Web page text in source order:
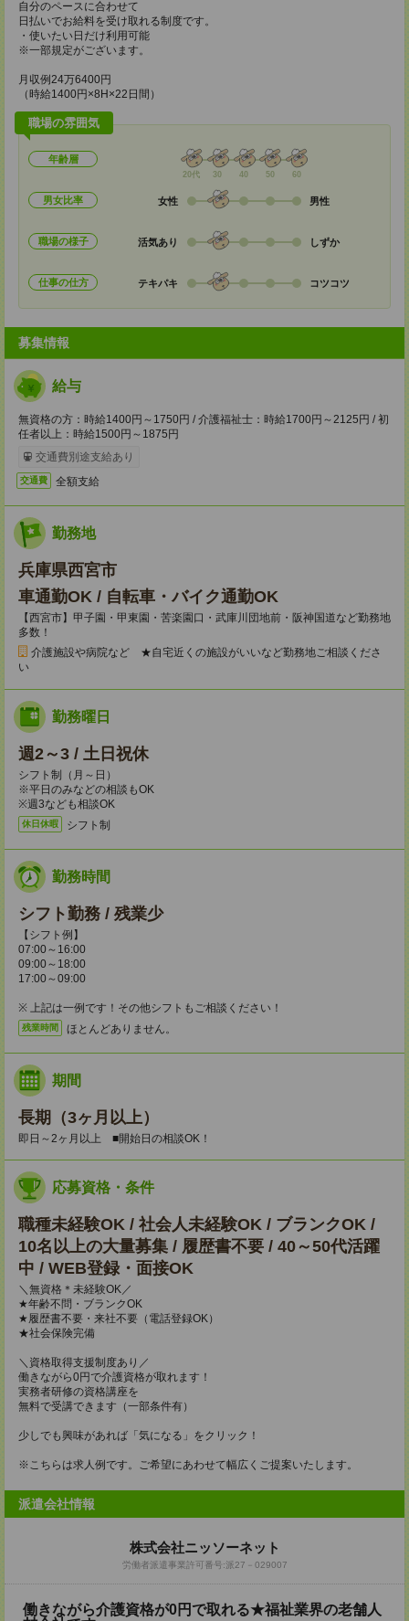
自分のペースに合わせて
日払いでお給料を受け取れる制度です。
・使いたい日だけ利用可能
※一部規定がございます。
月収例24万6400円
（時給1400円×8H×22日間）
職場の雰囲気
年齢層
20代 30 40 50 60
男女比率 女性 男性
職場の様子 活気あり しずか
仕事の仕方 テキパキ コツコツ
募集情報
給与
無資格の方：時給1400円～1750円 / 介護福祉士：時給1700円～2125円 / 初
任者以上：時給1500円～1875円
交通費別途支給あり
交通費 全額支給
勤務地
兵庫県西宮市
車通勤OK / 自転車・バイク通勤OK
【西宮市】甲子園・甲東園・苦楽園口・武庫川団地前・阪神国道など勤務地
多数！
介護施設や病院など ★自宅近くの施設がいいなど勤務地ご相談くださ
い
勤務曜日
週2～3 / 土日祝休
シフト制（月～日）
※平日のみなどの相談もOK
※週3なども相談OK
休日休暇 シフト制
勤務時間
シフト勤務 / 残業少
【シフト例】
07:00～16:00
09:00～18:00
17:00～09:00
※ 上記は一例です！その他シフトもご相談ください！
残業時間 ほとんどありません。
期間
長期（3ヶ月以上）
即日～2ヶ月以上 ■開始日の相談OK！
応募資格・条件
職種未経験OK / 社会人未経験OK / ブランクOK /
10名以上の大量募集 / 履歴書不要 / 40～50代活躍
中 / WEB登録・面接OK
＼無資格＊未経験OK／
★年齢不問・ブランクOK
★履歴書不要・来社不要（電話登録OK）
★社会保険完備
＼資格取得支援制度あり／
働きながら0円で介護資格が取れます！
実務者研修の資格講座を
無料で受講できます（一部条件有）
少しでも興味があれば「気になる」をクリック！
※こちらは求人例です。ご希望にあわせて幅広くご提案いたします。
派遣会社情報
株式会社ニッソーネット
労働者派遣事業許可番号:派27－029007
働きながら介護資格が0円で取れる★福祉業界の老舗人